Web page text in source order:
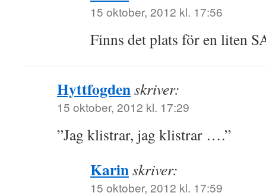
15 oktober, 2012 kl. 17:56
Finns det plats för en liten
Hyttfogdenskriver:
15 oktober, 2012 kl. 17:29
”Jag klistrar, jag klistrar ….”
Karinskriver:
15 oktober, 2012 kl. 17:59